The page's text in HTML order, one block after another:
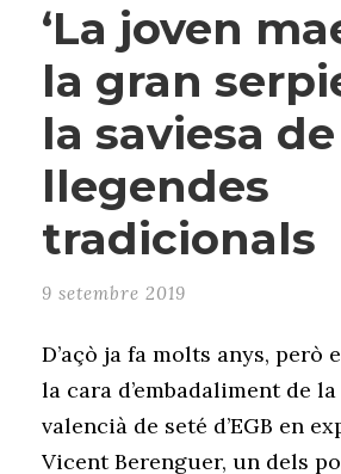
‘La joven
la gran
la saviesa
llegendes
tradicionals
9 setembre 2019
D’açò ja fa molts anys, però
la cara d’embadaliment de
valencià de seté d’EGB en
Vicent Berenguer, un dels